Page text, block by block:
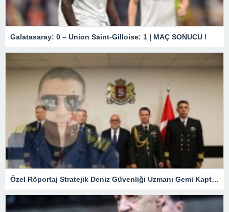
Galatasaray: 0 – Union Saint-Gilloise: 1 | MAÇ SONUCU !
Özel Röportaj Stratejik Deniz Güvenliği Uzmanı Gemi Kaptanı Şahin Avşar ile Konuştuk? “Karadeniz’de yeni bir güvenlik mimarisi mi doğuyor?